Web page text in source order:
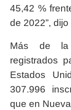
45,42 %
de 2022”,
Más de la
registrados
Estados
307.996
que en